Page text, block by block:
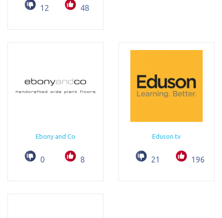
12 48
Ebony and Co
0 8
Eduson.tv
21 196